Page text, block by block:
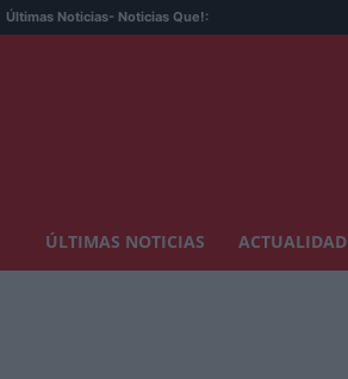
Últimas Noticias- Noticias Que!:
ÚLTIMAS NOTICIAS ACTUALIDAD